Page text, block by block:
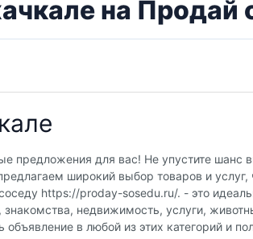
на Продай
предложения для вас! Не упустите шанс
широкий выбор товаров и услуг,
https://proday-sosedu.ru/. - это
недвижимость, услуги,
в любой из этих категорий и